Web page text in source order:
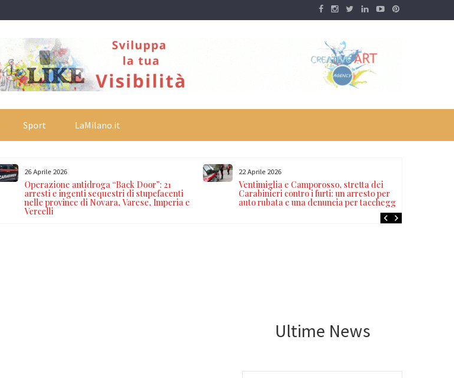
Sport LaMilano.it
26 Aprile 2026
Operazione antidroga “Back Door”: 21
arresti e ingenti sequestri di stupefacenti
nelle province di Novara, Varese, Imperia e
Vercelli
22 Aprile 2026
Ventimiglia e Camporosso, stretta dei
Carabinieri contro i furti: un arresto per
auto rubata e una denuncia per taccheggio
Ultime News